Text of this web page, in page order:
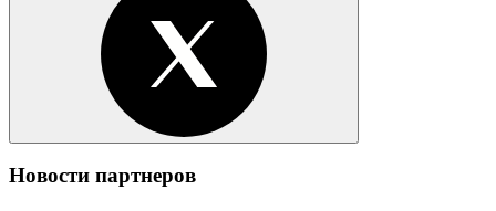
Новости партнеров